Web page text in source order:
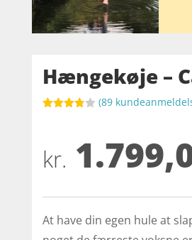
Hængekøje –
baseret
på
er
(89
kr.
At have din egen hule at